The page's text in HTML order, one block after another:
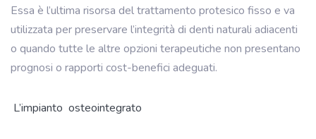
Essa è l’ultima risorsa del trattamento protesico fisso e va
utilizzata per preservare l’integrità di denti naturali adiacenti
o quando tutte le altre opzioni terapeutiche non presentano
prognosi o rapporti cost-benefici adeguati.
L’impianto osteointegrato